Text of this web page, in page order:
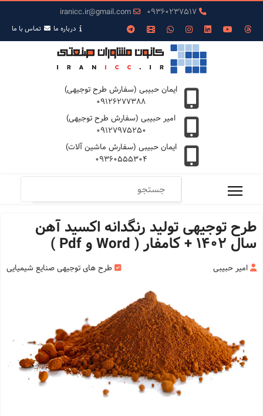
09360237517
iranicc.ir@gmail.com
درباره ما تمـاس با ما
ایمان حبیبی (سفارش طرح توجیهی)
09126277388
امیر حبیبی (سفارش طرح توجیهی)
09127975250
ایمان حبیبی (سفارش ماشین آلات)
09360555304
طرح توجیهی تولید رنگدانه اکسید آهن
سال 1402 + کامفار ( Word و Pdf )
امیر حبیبی طرح های توجیهی صنایع شیمیایی